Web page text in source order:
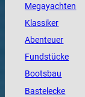
Megayachten
Klassiker
Abenteuer
Fundstücke
Bootsbau
Bastelecke